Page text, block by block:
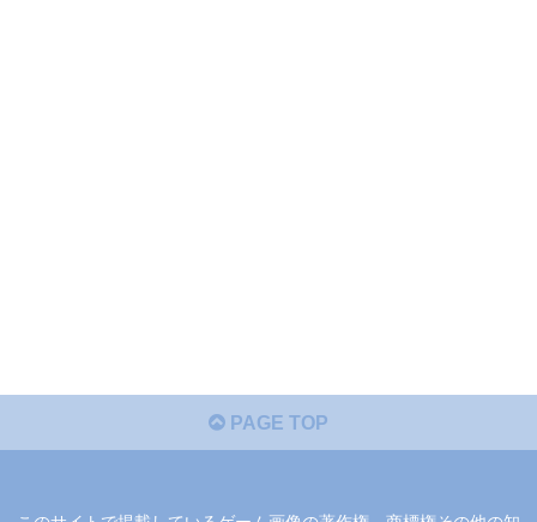
PAGE TOP